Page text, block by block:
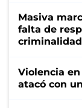
Masiva
falta de
Violencia
atacó con